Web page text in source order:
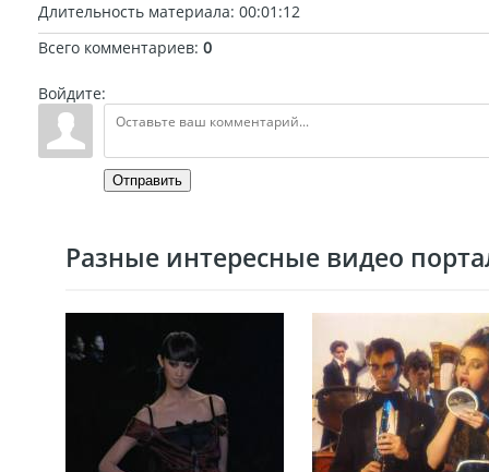
Длительность материала: 00:01:12
Всего комментариев: 0
Войдите:
Отправить
Разные интересные видео